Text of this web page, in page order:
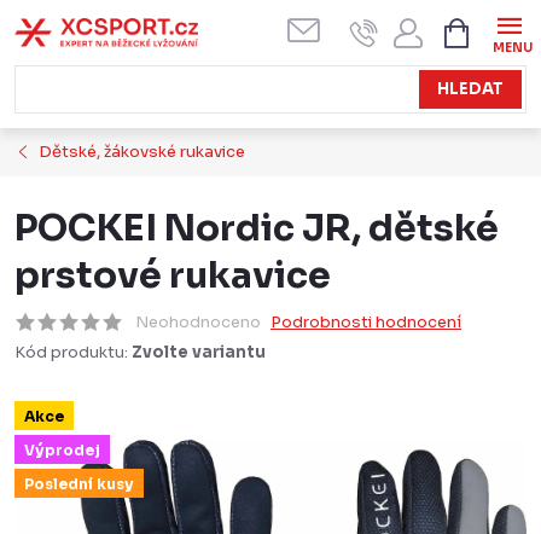
na
obsah
HLEDAT
KOŠÍK
Dětské, žákovské rukavice
POCKEI Nordic JR, dětské
prstové rukavice
Neohodnoceno Podrobnosti hodnocení
Kód produktu: Zvolte variantu
Akce
Výprodej
Poslední kusy